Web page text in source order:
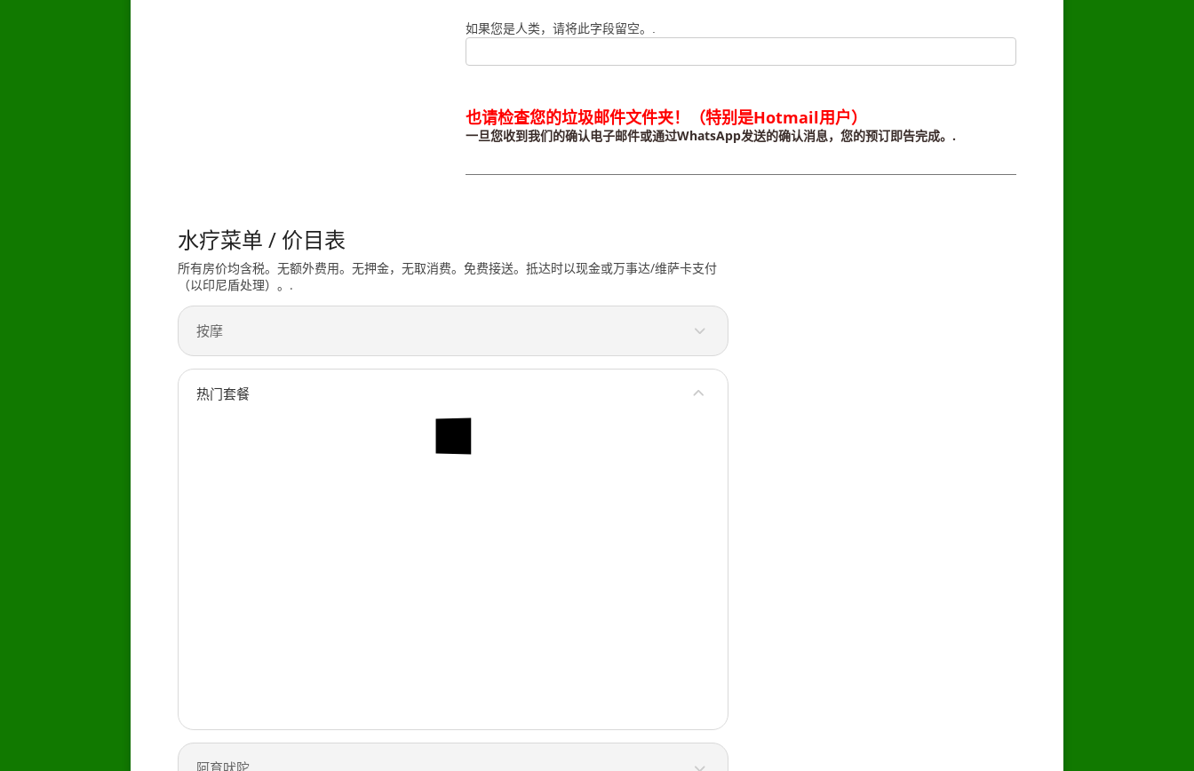
我
们
如果您是人类，请将此字段留空。.
也请检查您的垃圾邮件文件夹！（特别是Hotmail用户）
一旦您收到我们的确认电子邮件或通过WhatsApp发送的确认消息，您的预订即告完成。.
水疗菜单 / 价目表
所有房价均含税。无额外费用。无押金，无取消费。免费接送。抵达时以现金或万事达/维萨卡支付
（以印尼盾处理）。.
按摩
热门套餐